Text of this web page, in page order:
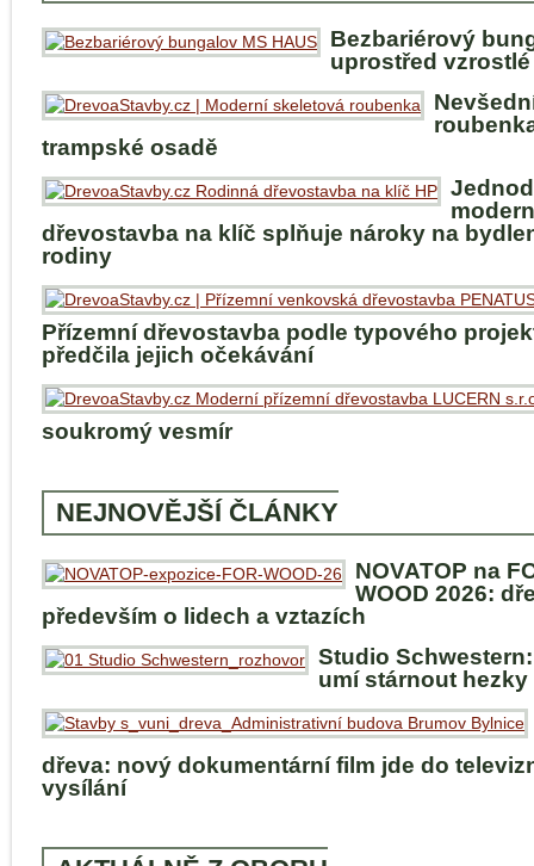
Bezbariérový
uprostřed
trampské osadě
dřevostavba na klíč splňuje nároky na
rodiny
Přízemní dřevostavba podle typového
předčila jejich očekávání
soukromý vesmír
NEJNOVĚJŠÍ ČLÁNKY
NOVATOP na
WOOD 2026:
především o lidech a vztazích
Studio
umí stárnout hezky
dřeva: nový dokumentární film jde do
vysílání